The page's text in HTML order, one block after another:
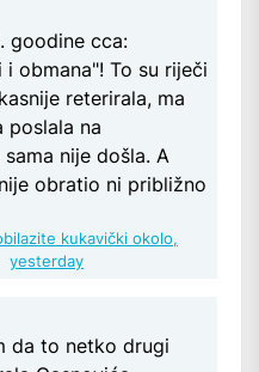
goodine cca:
obmana"! To su riječi
reterirala, ma
poslala na
nije došla. A
obratio ni približno
kukavički okolo,
yesterday
da to netko drugi